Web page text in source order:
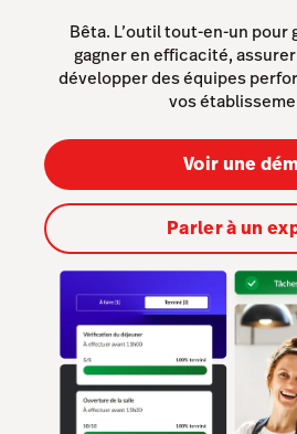
Pulse app
Reservations
Tableside
Benchmarks & Trends
Capital
Matériel
Intégrations
Multi-site
Bêta. L’outil tout-en-un pour
gagner en efficacité,
développer des équipes
vos
Voir une
Parler à un